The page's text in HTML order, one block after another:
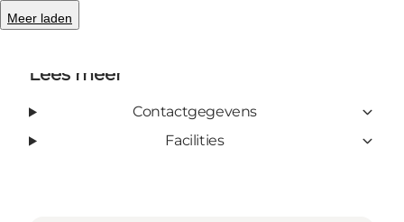
Meer laden
Lees meer
Contactgegevens
Facilities